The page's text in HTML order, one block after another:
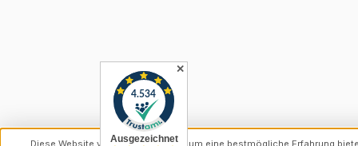
✕
Diese Website verwendet Cookies, um eine bestmögliche Erfahrung